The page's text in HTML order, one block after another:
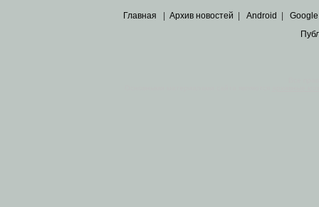
Главная Архив новостей Android Google